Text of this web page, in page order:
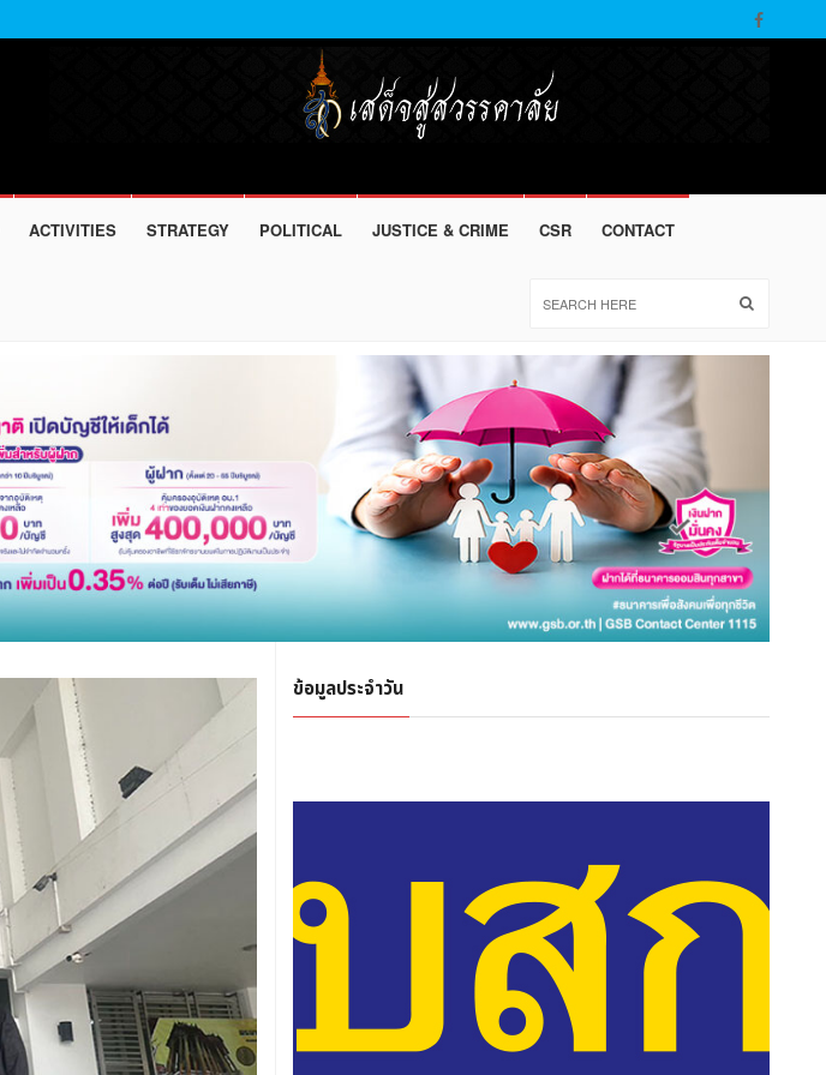
ACTIVITIES STRATEGY POLITICAL JUSTICE & CRIME CSR CONTACT
ข้อมูลประจำวัน